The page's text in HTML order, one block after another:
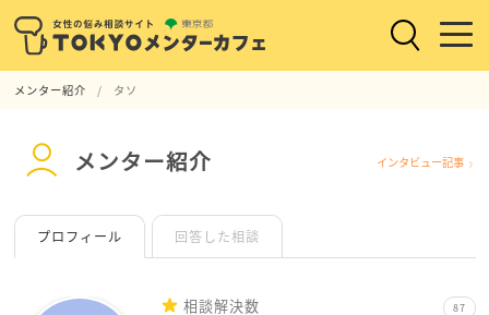
メンター紹介 タソ
メンター紹介 インタビュー記事
プロフィール 回答した相談
相談解決数 87